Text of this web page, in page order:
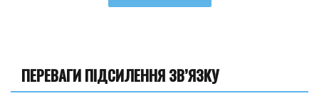
ПЕРЕВАГИ ПІДСИЛЕННЯ ЗВ’ЯЗКУ